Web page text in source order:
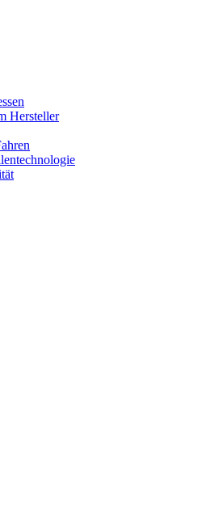
Hersteller